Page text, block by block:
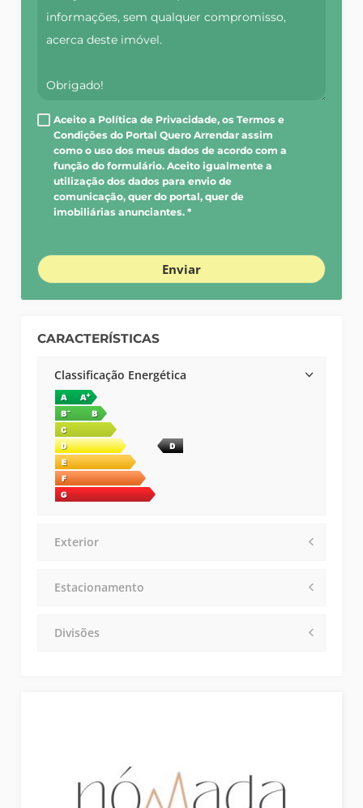
Aceito a Política de Privacidade, os Termos e
Condições do Portal Quero Arrendar assim
como o uso dos meus dados de acordo com a
função do formulário. Aceito igualmente a
utilização dos dados para envio de
comunicação, quer do portal, quer de
imobiliárias anunciantes. *
Enviar
CARACTERÍSTICAS
Classificação Energética
Exterior
Estacionamento
Divisões